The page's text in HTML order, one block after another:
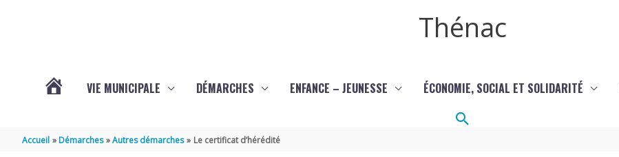
Thénac
VIE MUNICIPALE DÉMARCHES ENFANCE – JEUNESSE ÉCONOMIE, SOCIAL ET SOLIDARITÉ
Rechercher
Accueil Démarches Autres démarches Le certificat d’hérédité